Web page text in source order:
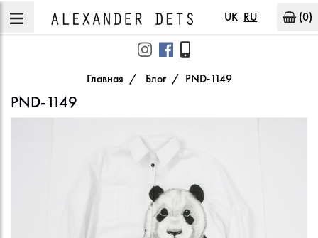
UK RU (0)
Главная Блог PND-1149
PND-1149